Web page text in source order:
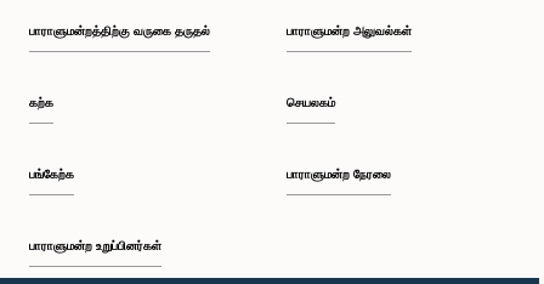
பாராளுமன்றத்திற்கு வருகை தருதல்
கற்க
பங்கேற்க
பாராளுமன்ற உறுப்பினர்கள்
பாராளுமன்ற அலுவல்கள்
செயலகம்
பாராளுமன்ற நேரலை